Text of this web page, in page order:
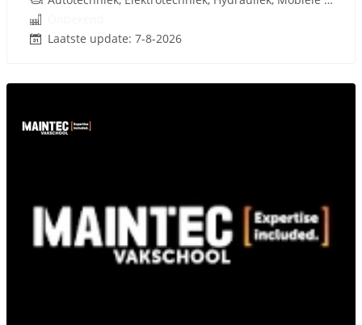
Laatste update: 7-8-2026